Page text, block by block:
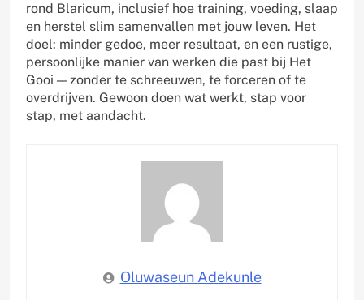
rond Blaricum, inclusief hoe training, voeding, slaap
en herstel slim samenvallen met jouw leven. Het
doel: minder gedoe, meer resultaat, en een rustige,
persoonlijke manier van werken die past bij Het
Gooi — zonder te schreeuwen, te forceren of te
overdrijven. Gewoon doen wat werkt, stap voor
stap, met aandacht.
Oluwaseun Adekunle